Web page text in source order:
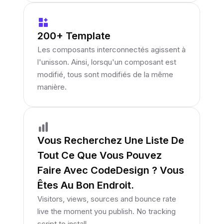
200+ Template
Les composants interconnectés agissent à
l'unisson. Ainsi, lorsqu'un composant est
modifié, tous sont modifiés de la même
manière.
Vous Recherchez Une Liste De
Tout Ce Que Vous Pouvez
Faire Avec CodeDesign ? Vous
Êtes Au Bon Endroit.
Visitors, views, sources and bounce rate
live the moment you publish. No tracking